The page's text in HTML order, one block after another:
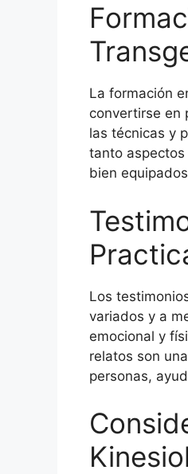
La formación
convertirse en
las técnicas y
tanto
bien
Los
variados y a
emocional y
relatos son
personas,